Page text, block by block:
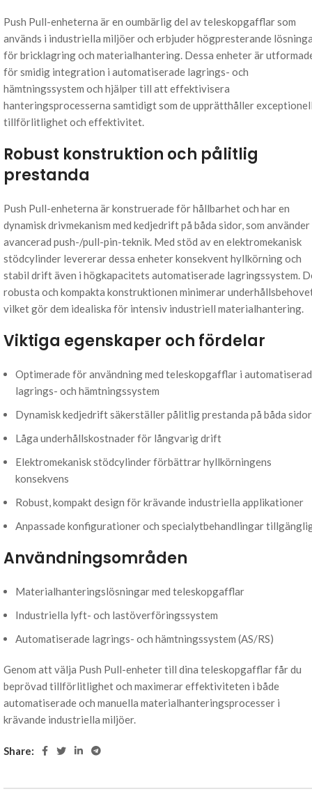
Push Pull-enheterna är en oumbärlig del av teleskopgafflar som
används i industriella miljöer och erbjuder högpresterande
för bricklagring och materialhantering. Dessa enheter är
för smidig integration i automatiserade lagrings- och
hämtningssystem och hjälper till att effektivisera
hanteringsprocesserna samtidigt som de upprätthåller
tillförlitlighet och effektivitet.
Robust konstruktion och pålitlig
prestanda
Push Pull-enheterna är konstruerade för hållbarhet och har en
dynamisk drivmekanism med kedjedrift på båda sidor, som använder
avancerad push-/pull-pin-teknik. Med stöd av en elektromekanisk
stödcylinder levererar dessa enheter konsekvent hyllkörning och
stabil drift även i högkapacitets automatiserade lagringssystem.
robusta och kompakta konstruktionen minimerar
vilket gör dem idealiska för intensiv industriell materialhantering.
Viktiga egenskaper och fördelar
Optimerade för användning med teleskopgafflar i
lagrings- och hämtningssystem
Dynamisk kedjedrift säkerställer pålitlig prestanda på båda sidor
Låga underhållskostnader för långvarig drift
Elektromekanisk stödcylinder förbättrar hyllkörningens
konsekvens
Robust, kompakt design för krävande industriella applikationer
Anpassade konfigurationer och specialytbehandlingar
Användningsområden
Materialhanteringslösningar med teleskopgafflar
Industriella lyft- och lastöverföringssystem
Automatiserade lagrings- och hämtningssystem (AS/RS)
Genom att välja Push Pull-enheter till dina teleskopgafflar får du
beprövad tillförlitlighet och maximerar effektiviteten i både
automatiserade och manuella materialhanteringsprocesser i
krävande industriella miljöer.
Share: